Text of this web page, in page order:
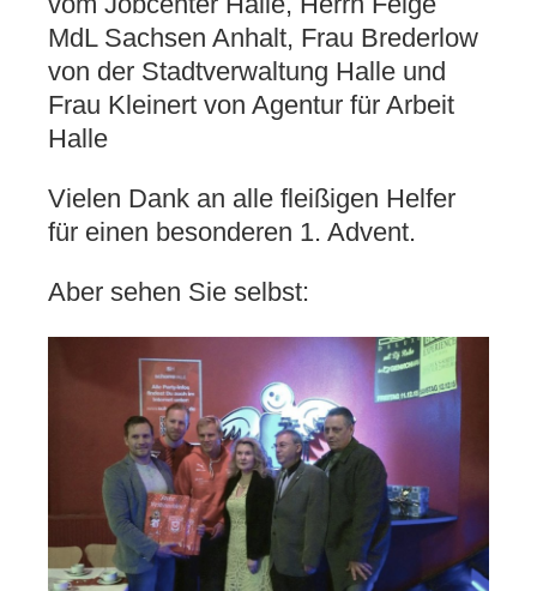
MdL Sachsen Anhalt, Frau Brederlow
von der Stadtverwaltung Halle und
Frau Kleinert von Agentur für Arbeit
Halle
Vielen Dank an alle fleißigen Helfer
für einen besonderen 1. Advent.
Aber sehen Sie selbst: